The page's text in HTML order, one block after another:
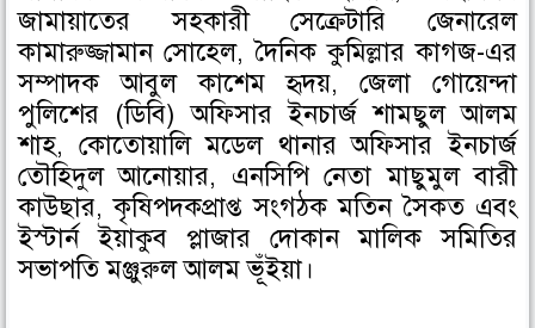
জামায়াতের সহকারী সেক্রেটারি জেনারেল
কামারুজ্জামান সোহেল, দৈনিক কুমিল্লার কাগজ-এর
সম্পাদক আবুল কাশেম হৃদয়, জেলা গোয়েন্দা
পুলিশের (ডিবি) অফিসার ইনচার্জ শামছুল আলম
শাহ, কোতোয়ালি মডেল থানার অফিসার ইনচার্জ
তৌহিদুল আনোয়ার, এনসিপি নেতা মাছুমুল বারী
কাউছার, কৃষিপদকপ্রাপ্ত সংগঠক মতিন সৈকত এবং
ইস্টার্ন ইয়াকুব প্লাজার দোকান মালিক সমিতির
সভাপতি মঞ্জুরুল আলম ভূঁইয়া।